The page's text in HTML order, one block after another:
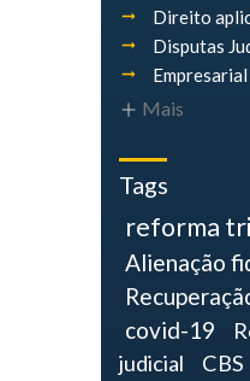
Direito
Disputas
Empresarial
Mais
Tags
reforma
Alienação
covid-19
judicial
CBS